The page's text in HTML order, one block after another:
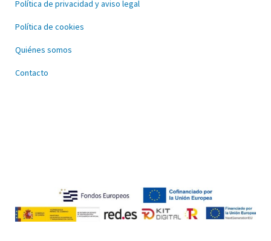
Política de privacidad y aviso legal
Política de cookies
Quiénes somos
Contacto